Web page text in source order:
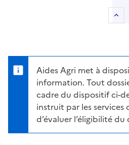
Aides Agri met à
information. Tout
cadre du dispositif ci-
instruit par les
d’évaluer l’éligibilité du